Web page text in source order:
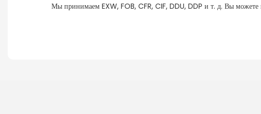
Мы принимаем EXW, FOB, CFR, CIF, DDU, DDP и т. д. Вы можете